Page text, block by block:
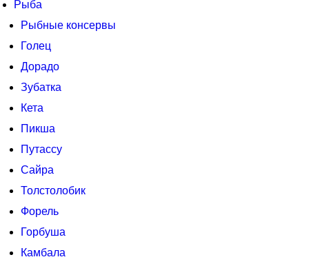
Рыба
Рыбные консервы
Голец
Дорадо
Зубатка
Кета
Пикша
Путассу
Сайра
Толстолобик
Форель
Горбуша
Камбала